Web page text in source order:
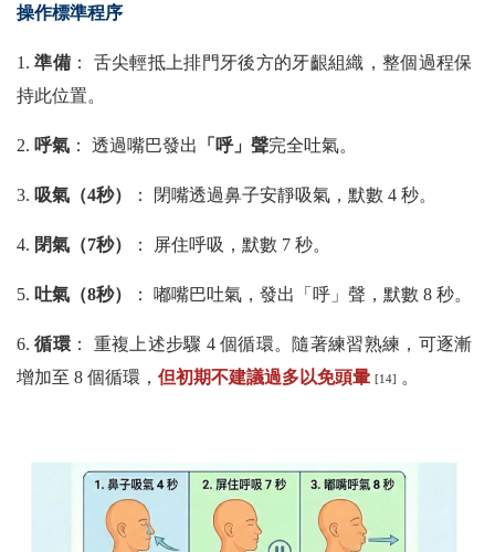
操作標準程序
1.準備： 舌尖輕抵上排門牙後方的牙齦組織，整個過程保
持此位置。
2. 呼氣 ： 透過嘴巴發出 「呼」聲完全吐氣。
3. 吸氣（4秒） ： 閉嘴透過鼻子安靜吸氣，默數 4 秒。
4. 閉氣（7秒） ： 屏住呼吸，默數 7 秒。
5. 吐氣（8秒） ： 嘟嘴巴吐氣，發出「呼」聲，默數 8 秒。
6.循環： 重複上述步驟 4 個循環。隨著練習熟練，可逐漸
增加至 8 個循環， 但初期不建議過多以免頭暈 [14] 。